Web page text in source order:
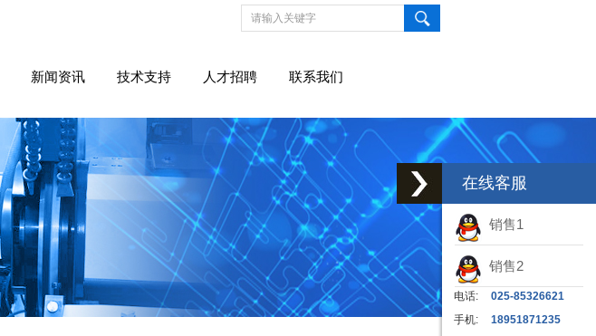
新闻资讯 技术支持 人才招聘 联系我们
在线客服
销售1
销售2
电话:
025-85326621
手机:
18951871235